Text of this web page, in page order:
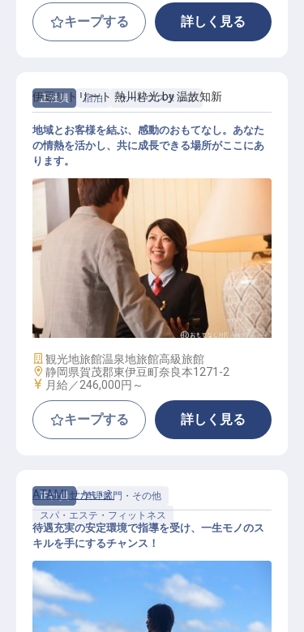
キープする 詳しく見る
正社員 宿泊 サービススタッフ
ホテル運営総合職
伊豆リトリート 熱川粋光 by 温故知新
地域とお客様を結ぶ、感動のおもてなし。あなた
の情熱を活かし、共に成長できる場所がここにあ
ります。
施設業態
観光地旅館温泉地旅館高級旅館
勤務地
静岡県賀茂郡東伊豆町奈良本1271-2
給与
月給／246,000円～
キープする 詳しく見る
正社員
管理部門・その他
スパ・エステ・フィットネス
ATAMI せかいえ
待遇充実の安定環境で指導を受け、一生モノのス
キルを手にするチャンス！